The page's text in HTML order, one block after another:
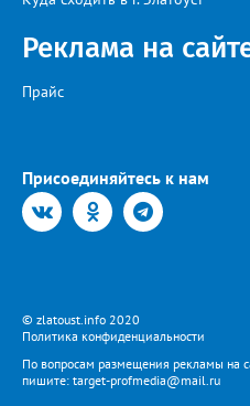
Реклама на
Прайс
Присоединяйтесь к нам
© zlatoust.info 2020
Политика конфиденциальности
По вопросам размещения рекламы на
пишите: target-profmedia@mail.ru